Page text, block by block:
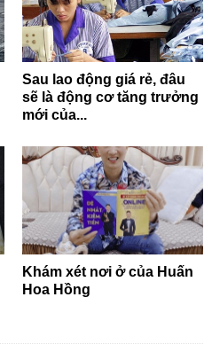
Sau lao động giá rẻ, đâu
sẽ là động cơ tăng trưởng
mới của...
Khám xét nơi ở của Huấn
Hoa Hồng